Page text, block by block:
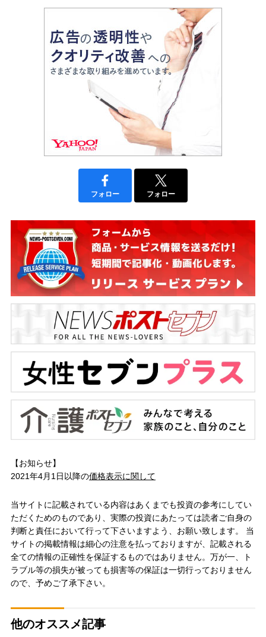
フォロー フォロー
【お知らせ】
2021年4月1日以降の価格表示に関して
当サイトに記載されている内容はあくまでも投資の参考にしてい
ただくためのものであり、実際の投資にあたっては読者ご自身の
判断と責任において行って下さいますよう、お願い致します。 当
サイトの掲載情報は細心の注意を払っておりますが、記載される
全ての情報の正確性を保証するものではありません。万が一、ト
ラブル等の損失が被っても損害等の保証は一切行っておりません
ので、予めご了承下さい。
他のオススメ記事